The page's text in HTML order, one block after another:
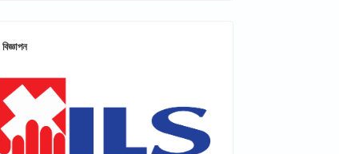
বিজ্ঞাপন